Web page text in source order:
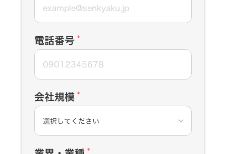
電話番号 *
会社規模 *
keyboard_arrow_down
*